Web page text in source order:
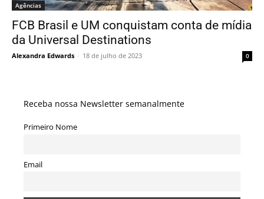
Agências
FCB Brasil e UM conquistam conta de mídia
da Universal Destinations
Alexandra Edwards - 18 de julho de 2023 0
Receba nossa Newsletter semanalmente
Primeiro Nome
Email